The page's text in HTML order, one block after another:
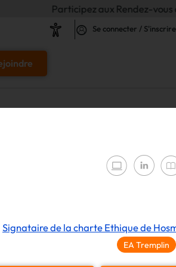
aux Rendez-vous de
Se connecter / S'inscrire
Signataire de la charte Ethique de
EA Tremplin